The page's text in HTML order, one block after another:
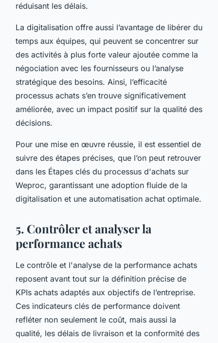
réduisant les délais.
La digitalisation offre aussi l’avantage de libérer du
temps aux équipes, qui peuvent se concentrer sur
des activités à plus forte valeur ajoutée comme la
négociation avec les fournisseurs ou l’analyse
stratégique des besoins. Ainsi, l’efficacité
processus achats s’en trouve significativement
améliorée, avec un impact positif sur la qualité des
décisions.
Pour une mise en œuvre réussie, il est essentiel de
suivre des étapes précises, que l’on peut retrouver
dans les Étapes clés du processus d'achats sur
Weproc, garantissant une adoption fluide de la
digitalisation et une automatisation achat optimale.
5. Contrôler et analyser la
performance achats
Le contrôle et l'analyse de la performance achats
reposent avant tout sur la définition précise de
KPIs achats adaptés aux objectifs de l’entreprise.
Ces indicateurs clés de performance doivent
refléter non seulement le coût, mais aussi la
qualité, les délais de livraison et la conformité des